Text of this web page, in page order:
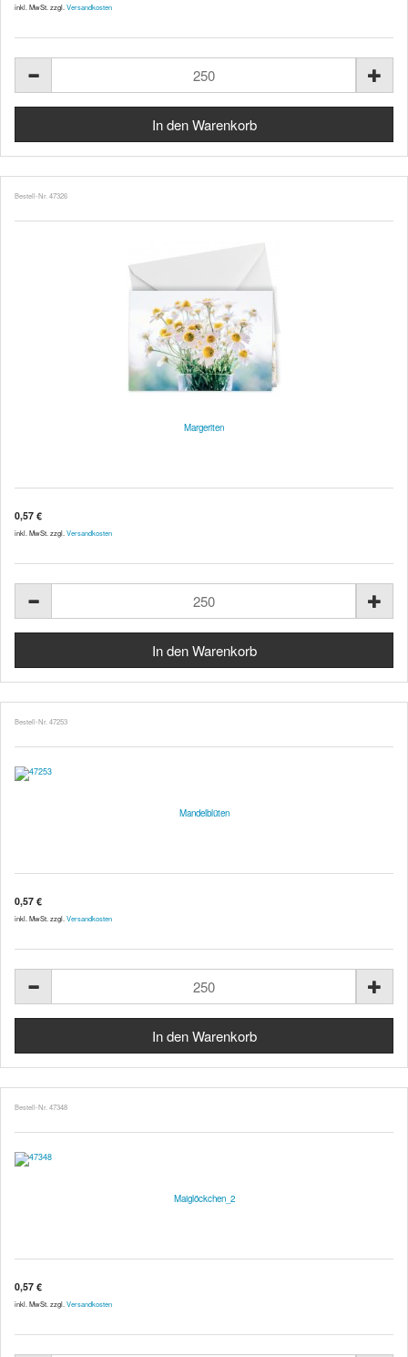
inkl. MwSt. zzgl. Versandkosten
Bestell-Nr. 47326
Margeriten
0,57 €
inkl. MwSt. zzgl. Versandkosten
Bestell-Nr. 47253
Mandelblüten
0,57 €
inkl. MwSt. zzgl. Versandkosten
Bestell-Nr. 47348
Maiglöckchen_2
0,57 €
inkl. MwSt. zzgl. Versandkosten